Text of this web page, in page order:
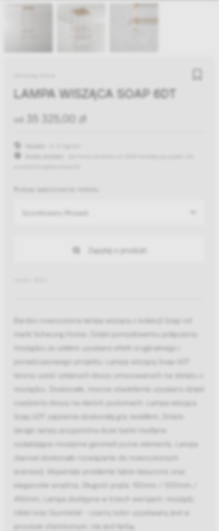
LAMPA WISZĄCA SOAP 6DT
od 35 325,00 zł
Rodzaj wykończenia metalu
Szczotkowany Mosiądz
Zapytaj o produkt
Bardzo nowoczesna lampa wisząca z kolekcji Soap od
marki Schwung Home. Dzięki pomysłowemu połączeniu
mosiądzu ze szkłem uzyskano efekt oryginalnego i
ponadczasowego projektu. Lampę wiszącą Soap 6DT
tworzy sześć szklanych kloszy umocowanych na stelażu z
mosiądzu. Doskonałe, mocne oświetlenie uzyskano dzięki
osadzeniu kloszy na dwóch poziomach. Lampa wisząca
Soap 6DT zapewnia doskonałą grę światłem. Dniem
design lampy przypomina duże bańki mydlane
ozdabiające mosiężne geometryczne elementy. Lampa
stanowi doskonałe rozwiązanie do nowoczesnych
aranżacji. Wspaniale przełamie także klasyczne oraz
eleganckie wnętrza. Długość pręta: 150mm / 300mm /
450mm. Lampa dostępna w trzech wersjach: mosiądz,
nikiel oraz Gunmetal - czarny kolor uzyskiwany jest w
procesie chemicznym, nie jest farbą.